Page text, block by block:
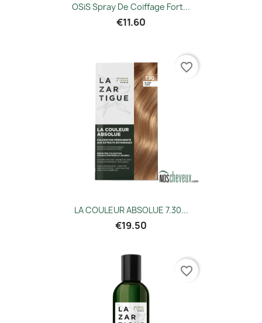
OSiS Spray De Coiffage Fort...
€11.60
LA COULEUR ABSOLUE 7.30...
€19.50
favorite_border
favorite_border